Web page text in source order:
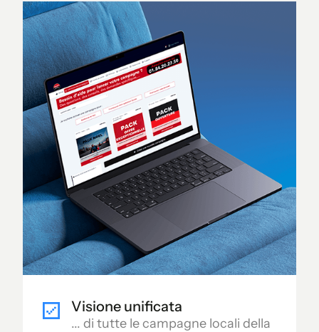
Visione unificata
... di tutte le campagne locali della